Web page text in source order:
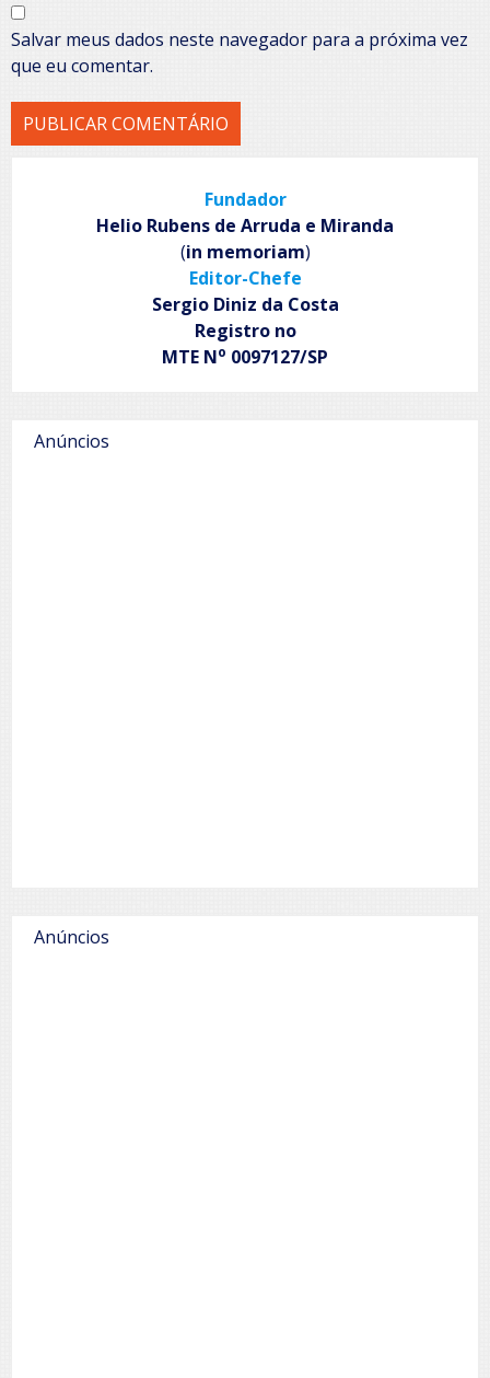
Salvar meus dados neste navegador para a próxima vez
que eu comentar.
Fundador
Helio Rubens de Arruda e Miranda
(in memoriam)
Editor-Chefe
Sergio Diniz da Costa
Registro no
MTE No 0097127/SP
Anúncios
Anúncios